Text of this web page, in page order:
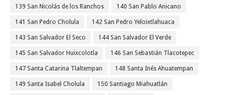
139 San Nicolás de los Ranchos 140 San Pablo Anicano
141 San Pedro Cholula 142 San Pedro Yeloixtlahuaca
143 San Salvador El Seco 144 San Salvador El Verde
145 San Salvador Huixcolotla 146 San Sebastián Tlacotepec
147 Santa Catarina Tlaltempan 148 Santa Inés Ahuatempan
149 Santa Isabel Cholula 150 Santiago Miahuatlán